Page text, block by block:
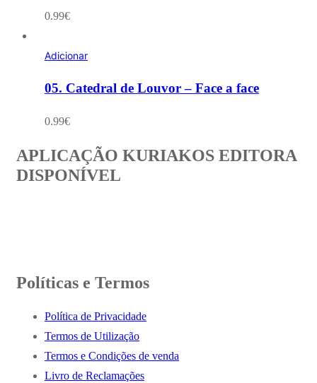
0.99€
Adicionar
05. Catedral de Louvor – Face a face
0.99€
APLICAÇÃO KURIAKOS EDITORA
DISPONÍVEL
Políticas e Termos
Política de Privacidade
Termos de Utilização
Termos e Condições de venda
Livro de Reclamações